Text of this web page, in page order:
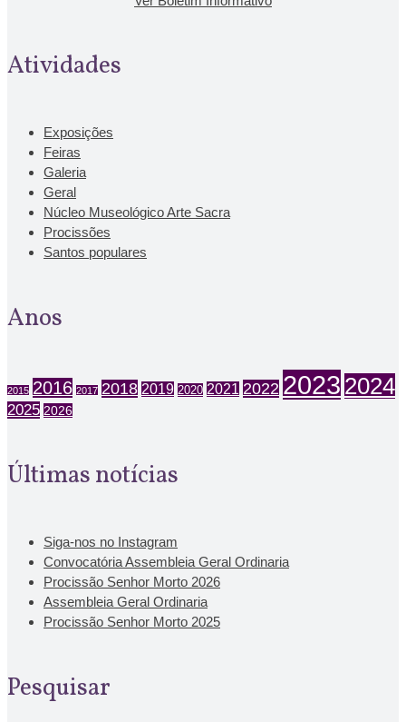
Atividades
Exposições
Feiras
Galeria
Geral
Núcleo Museológico Arte Sacra
Procissões
Santos populares
Anos
2015 2016 2017 2018 2019 2020 2021 2022 2023 2024
2025 2026
Últimas notícias
Siga-nos no Instagram
Convocatória Assembleia Geral Ordinaria
Procissão Senhor Morto 2026
Assembleia Geral Ordinaria
Procissão Senhor Morto 2025
Pesquisar